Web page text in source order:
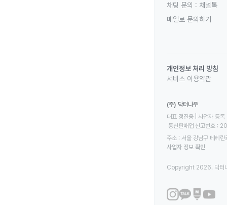
채팅 문의 : 채널톡
메일로 문의하기
개인정보 처리 방침
서비스 이용약관
(주) 닥터나우
대표 정진웅 | 사업자
통신판매업 신고번호
주소 : 서울 강남구 테헤
사업자 정보 확인
Copyright 2026. 닥터